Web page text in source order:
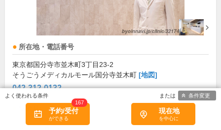
所在地・電話番号
東京都国分寺市並木町3丁目23-2
そうごうメディカルモール国分寺並木町 [地図]
042-312-0132
診療科目
内科 血液内科
予約/受付
167
現在地
条件変更